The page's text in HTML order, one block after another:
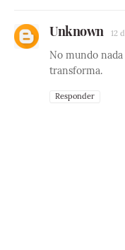
Unknown 12
No mundo
transforma.
Responder